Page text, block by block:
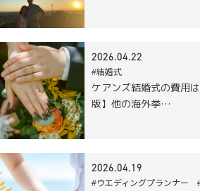
2026.04.22
#結婚式
ケアンズ結婚式の費用
版】他の海外挙…
2026.04.19
#ウエディングプランナ